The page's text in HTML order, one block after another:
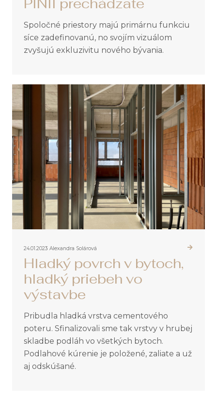
PINII prechádzate
Spoločné priestory majú primárnu funkciu
síce zadefinovanú, no svojím vizuálom
zvyšujú exkluzivitu nového bývania.
24.01.2023 Alexandra Solárová
Hladký povrch v bytoch,
hladký priebeh vo
výstavbe
Pribudla hladká vrstva cementového
poteru. Sfinalizovali sme tak vrstvy v hrubej
skladbe podláh vo všetkých bytoch.
Podlahové kúrenie je položené, zaliate a už
aj odskúšané.